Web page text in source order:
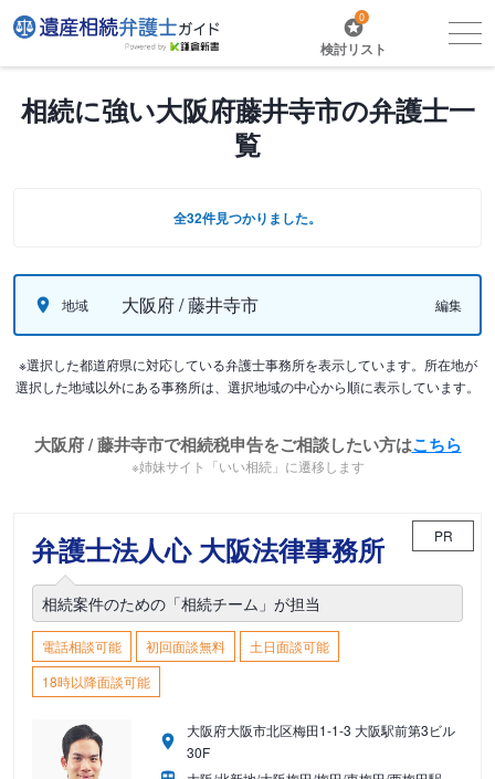
0
検討リスト
相続に強い大阪府藤井寺市の弁護士一
覧
全32件見つかりました。
地域 大阪府 / 藤井寺市 編集
※選択した都道府県に対応している弁護士事務所を表示しています。所在地が
選択した地域以外にある事務所は、選択地域の中心から順に表示しています。
大阪府 / 藤井寺市で相続税申告をご相談したい方はこちら
※姉妹サイト「いい相続」に遷移します
弁護士法人心 大阪法律事務所 PR
相続案件のための「相続チーム」が担当
電話相談可能 初回面談無料
土日面談可能
18時以降面談可能
大阪府大阪市北区梅田1-1-3 大阪駅前第3ビル
30F